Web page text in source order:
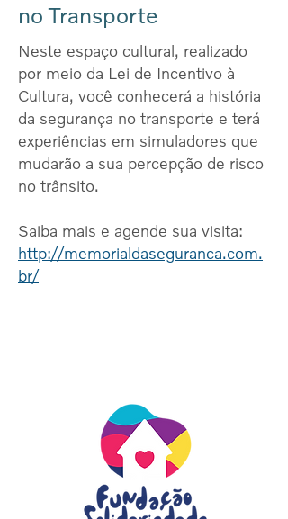
no Transporte
Neste espaço cultural, realizado
por meio da Lei de Incentivo à
Cultura, você conhecerá a história
da segurança no transporte e terá
experiências em simuladores que
mudarão a sua percepção de risco
no trânsito.
​Saiba mais e agende sua visita:
http://memorialdaseguranca.com.
br/